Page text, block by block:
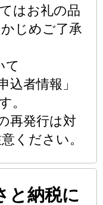
はお礼の品
じめご了承
て
者情報」
。
再発行は対
ください。
納税に